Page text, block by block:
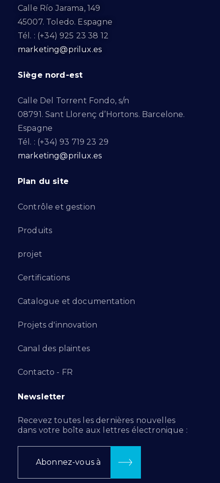
Calle Río Jarama, 149
45007. Toledo. Espagne
Tél. : (+34) 925 23 38 12
marketing@prilux.es
Siège nord-est
Calle Del Torrent Fondo, s/n
08791. Sant Llorenç d’Hortons. Barcelone.
Espagne
Tél. : (+34) 93 719 23 29
marketing@prilux.es
Plan du site
Contrôle et gestion
Produits
projet
Certifications
Catalogue et documentation
Projets d'innovation
Canal des plaintes
Contacto - FR
Newsletter
Recevez toutes les dernières nouvelles
dans votre boîte aux lettres électronique :
Abonnez-vous à